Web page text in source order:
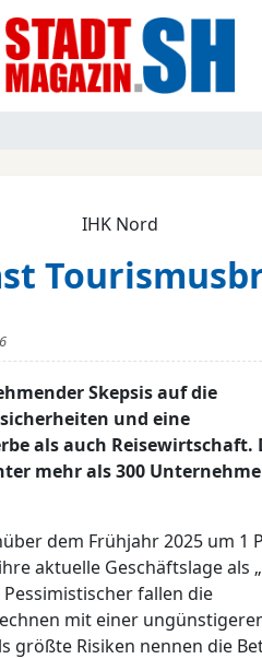
IHK Nord
Skepsis auf die
und eine
als auch Reisewirtschaft.
mehr als 300
dem Frühjahr 2025 um 1
aktuelle Geschäftslage als
fallen die
mit einer
größte Risiken nennen die